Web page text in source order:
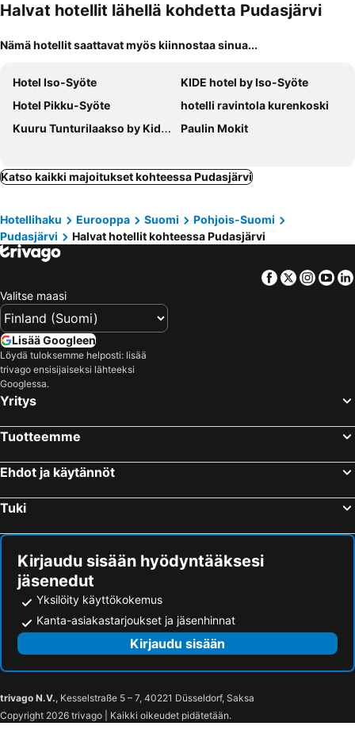
Halvat hotellit lähellä kohdetta Pudasjärvi
Nämä hotellit saattavat myös kiinnostaa sinua...
Hotel Iso-Syöte
KIDE hotel by Iso-Syöte
Hotel Pikku-Syöte
hotelli ravintola kurenkoski
Kuuru Tunturilaakso by Kide Hotel
Paulin Mokit
Katso kaikki majoitukset kohteessa Pudasjärvi
Hotellihaku Eurooppa Suomi
Pohjois-Suomi
Pudasjärvi
Halvat hotellit kohteessa Pudasjärvi
Facebook
Twitter
Valitse maasi
Lisää Googleen
Löydä tuloksemme helposti: lisää
trivago ensisijaiseksi lähteeksi
Googlessa.
Yritys
Tuotteemme
Ehdot ja käytännöt
Tuki
Kirjaudu sisään hyödyntääksesi
jäsenedut
Yksilöity käyttökokemus
Kanta-asiakastarjoukset ja jäsenhinnat
Kirjaudu sisään
trivago N.V., Kesselstraße 5 – 7, 40221 Düsseldorf, Saksa
Copyright 2026 trivago | Kaikki oikeudet pidätetään.